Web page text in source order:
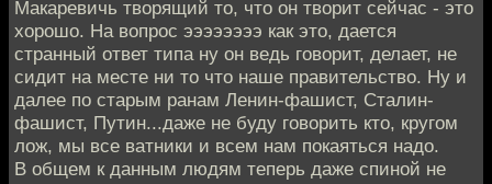
Макаревичь творящий то, что он творит сейчас - это
хорошо. На вопрос ээээээээ как это, дается
странный ответ типа ну он ведь говорит, делает, не
сидит на месте ни то что наше правительство. Ну и
далее по старым ранам Ленин-фашист, Сталин-
фашист, Путин...даже не буду говорить кто, кругом
лож, мы все ватники и всем нам покаяться надо.
В общем к данным людям теперь даже спиной не